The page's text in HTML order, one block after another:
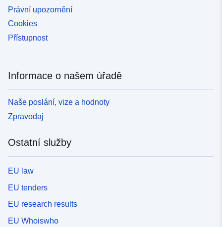
Právní upozornění
Cookies
Přístupnost
Informace o našem úřadě
Naše poslání, vize a hodnoty
Zpravodaj
Ostatní služby
EU law
EU tenders
EU research results
EU Whoiswho